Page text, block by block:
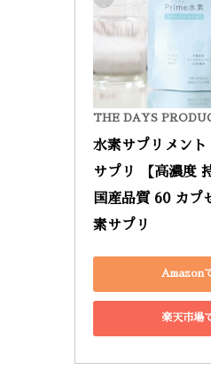
THE DAYS
水素サプリメン
サプリ 【高濃度
国産品質 60 カプ
素サプリ
Amazon
楽天市場